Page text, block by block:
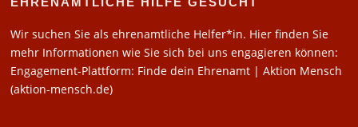
Wir suchen Sie als ehrenamtliche Helfer*in. Hier finden Sie
mehr Informationen wie Sie sich bei uns engagieren können:
Engagement-Plattform: Finde dein Ehrenamt | Aktion Mensch
(aktion-mensch.de)